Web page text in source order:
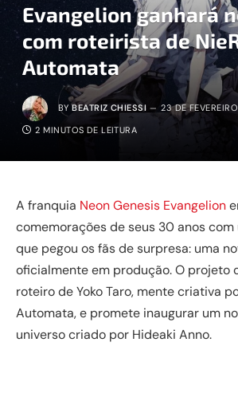
Evangelion ganhará
com roteirista de
Automata
BY BEATRIZ CHIESSI 23 DE
2 MINUTOS DE LEITURA
A franquia Neon Genesis Evangelion
comemorações de seus 30 anos
que pegou os fãs de surpresa: uma
oficialmente em produção. O projeto
roteiro de Yoko Taro, mente criativa
Automata, e promete inaugurar um
universo criado por Hideaki Anno.